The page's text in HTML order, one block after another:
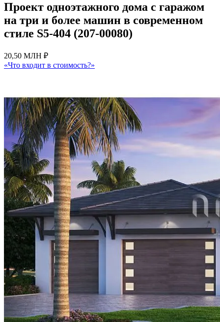
Проект одноэтажного дома с гаражом
на три и более машин в современном
стиле S5-404 (207-00080)
20,50 МЛН ₽
«Что входит в стоимость?»